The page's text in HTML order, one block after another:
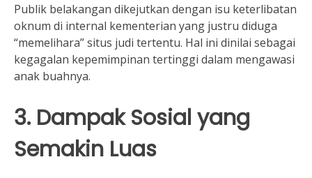
Publik belakangan dikejutkan dengan isu keterlibatan
oknum di internal kementerian yang justru diduga
“memelihara” situs judi tertentu. Hal ini dinilai sebagai
kegagalan kepemimpinan tertinggi dalam mengawasi
anak buahnya.
3. Dampak Sosial yang
Semakin Luas